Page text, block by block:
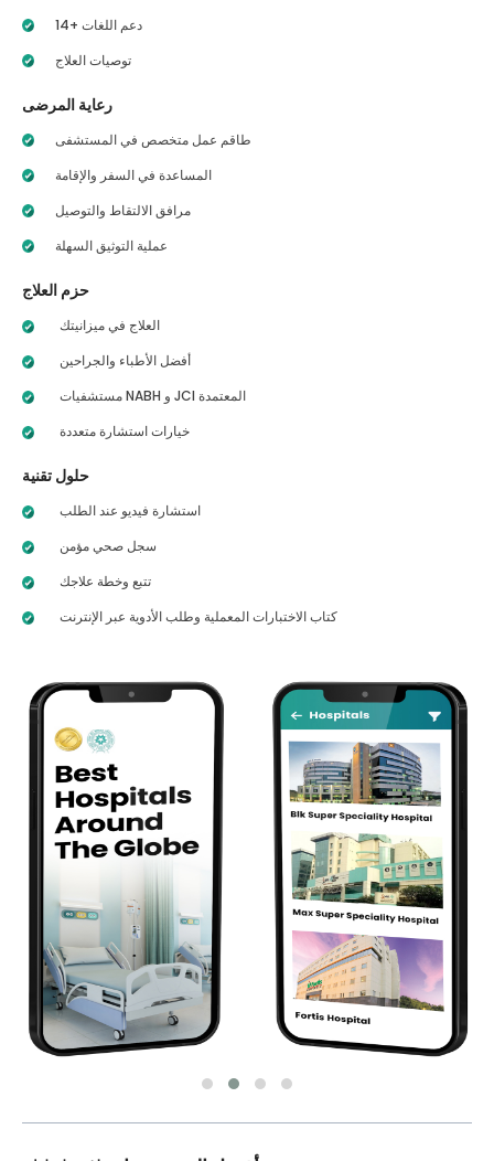
14+ دعم اللغات
توصيات العلاج
رعاية المرضى
طاقم عمل متخصص في المستشفى
المساعدة في السفر والإقامة
مرافق الالتقاط والتوصيل
عملية التوثيق السهلة
حزم العلاج
العلاج في ميزانيتك
أفضل الأطباء والجراحين
مستشفيات NABH و JCI المعتمدة
خيارات استشارة متعددة
حلول تقنية
استشارة فيديو عند الطلب
سجل صحي مؤمن
تتبع وخطة علاجك
كتاب الاختبارات المعملية وطلب الأدوية عبر الإنترنت